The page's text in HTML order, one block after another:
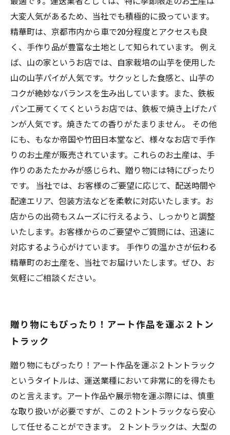
大変人気があるため、当社でも積極的に扱っています。
精華町は、京都市内から車で20分程度とアクセスも良
く、手作り品が豊富な土地として知られています。 例え
ば、山の家というお店では、自家栽培の山芋を使用した
山の山芋パイが人気です。サクッとした食感と、山芋の
コクが絶妙なバランスを生み出しています。また、鉄板
パン工房てくてくというお店では、鉄板で焼き上げたパ
ンが人気です。焼きたての香りがたまりません。 その他
にも、もなか帝国や竹田日本堂など、様々なお店で手作
りのお土産が販売されています。これらのお土産は、手
作りのあたたかみが感じられ、贈り物には特にぴったり
です。 当社では、お客様のご要望に応じて、配送時間や
配達エリア、包装方法などを柔軟に対応いたします。お
店からの出荷もスムーズに行えるよう、しっかりと調整
いたします。お客様からのご要望やご質問には、迅速に
対応するよう心がけています。 手作りの温かさが伝わる
精華町のお土産を、当社でお届けいたします。ぜひ、お
気軽にご相談ください。
贈り物にもぴったり！アート作品を運ぶ２トン
トラック
贈り物にもぴったり！アート作品を運ぶ２トントラック
というタイトルは、運送業種において非常に的を得たも
のと言えます。アート作品や展示物を運ぶ際には、慎重
な取り扱いが必要ですが、この２トントラックなら安心
して任せることができます。 ２トントラックは、大型の